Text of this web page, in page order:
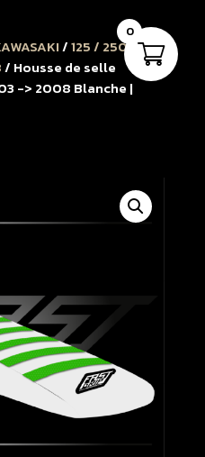
/125 / 250 KX/
/ Housse de selle
-> 2008 Blanche |
0